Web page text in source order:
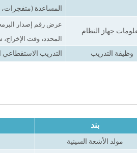
المساعدة (متفجرات،
جهاز النظام
عرض رقم إصدار
المحدد، وقت
وظيفة التدريب التدريب الاستقطاعي
بند
مولد الأشعة السينية